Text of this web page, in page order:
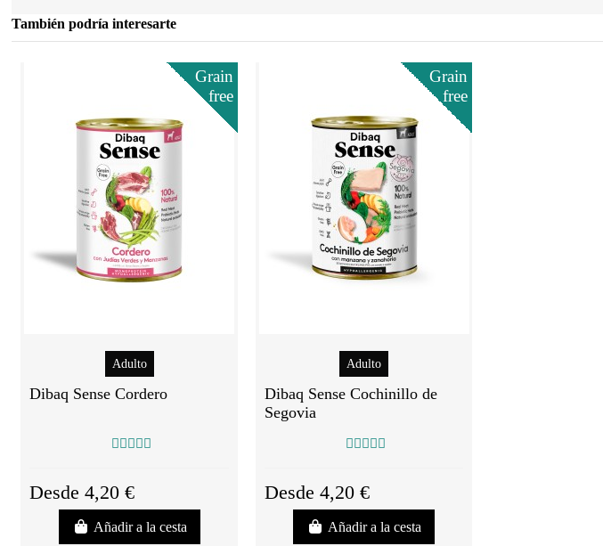
También podría interesarte
Grain
free
Adulto
Dibaq Sense Cordero
Desde 4,20 €
Añadir a la cesta
Grain
free
Adulto
Dibaq Sense Cochinillo de
Segovia
Desde 4,20 €
Añadir a la cesta